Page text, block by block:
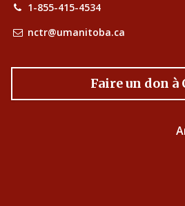
1-855-415-4534
nctr@umanitoba.ca
Faire un don à